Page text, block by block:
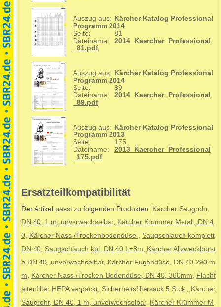
Auszug aus:
Kärcher Katalog Professional
Programm 2014
Seite:
81
Dateiname:
2014_Kaercher_Professional
_81.pdf
Auszug aus:
Kärcher Katalog Professional
Programm 2014
Seite:
89
Dateiname:
2014_Kaercher_Professional
_89.pdf
Auszug aus:
Kärcher Katalog Professional
Programm 2013
Seite:
175
Dateiname:
2013_Kaercher_Professional
_175.pdf
Ersatzteilkompatibilität
Der Artikel passt zu folgenden Produkten: Kärcher Saugrohr,
DN 40, 1 m, unverwechselbar, Kärcher Krümmer Metall, DN 4
0, Kärcher Nass-/Trockenbodendüse , Saugschlauch komplett
DN 40, Saugschlauch kpl. DN 40 L=8m, Kärcher Allzweckbürst
e DN 40, unverwechselbar, Kärcher Fugendüse, DN 40 290 m
m, Kärcher Nass-/Trocken-Bodendüse, DN 40, 360mm, Flachf
altenfilter HEPA verpackt, Sicherheitsfiltersack 5 Stck., Kärcher
Saugrohr, DN 40, 1 m, unverwechselbar, Kärcher Krümmer M